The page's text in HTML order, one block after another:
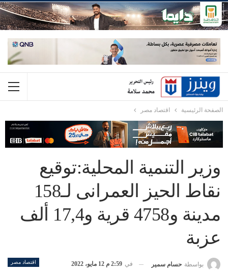
الصفحة الرئيسية اقتصاد مصر
وزير التنمية المحلية:توقيع
نقاط الحيز العمرانى لـ158
مدينة و4758 قرية و17,4 ألف
عزبة
اقتصاد مصر بواسطة حسام سمير في 2:59 م 12 مايو، 2022